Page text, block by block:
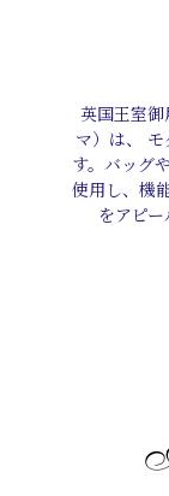
英国王室
マ）は、
す。バッグ
使用し、機
をアピ